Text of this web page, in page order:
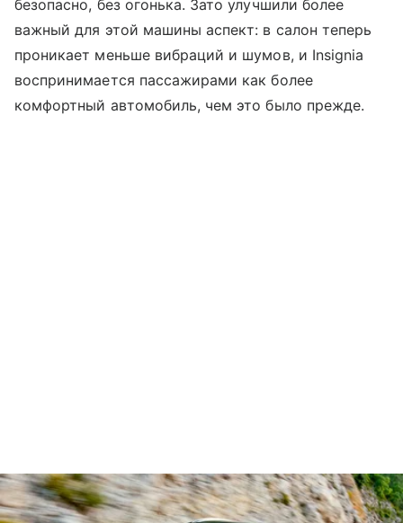
безопасно, без огонька. Зато улучшили более
важный для этой машины аспект: в салон теперь
проникает меньше вибраций и шумов, и Insignia
воспринимается пассажирами как более
комфортный автомобиль, чем это было прежде.